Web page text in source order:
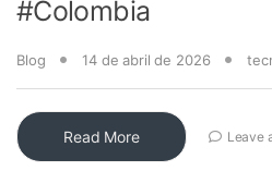
#Colombia
Blog 14 de abril de 2026
Read More Leave